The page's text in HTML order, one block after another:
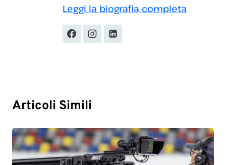
Leggi la biografia completa
Articoli Simili